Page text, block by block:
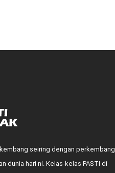
seiring dengan
dunia hari ni. Kelas-kelas PASTI di